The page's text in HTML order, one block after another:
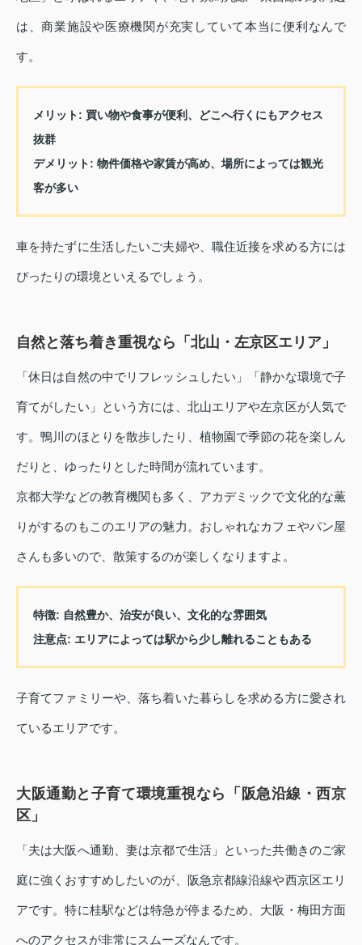
は、商業施設や医療機関が充実していて本当に便利なんで
す。
メリット: 買い物や食事が便利、どこへ行くにもアクセス
抜群
デメリット: 物件価格や家賃が高め、場所によっては観光
客が多い
車を持たずに生活したいご夫婦や、職住近接を求める方には
ぴったりの環境といえるでしょう。
自然と落ち着き重視なら「北山・左京区エリア」
「休日は自然の中でリフレッシュしたい」「静かな環境で子
育てがしたい」という方には、北山エリアや左京区が人気で
す。鴨川のほとりを散歩したり、植物園で季節の花を楽しん
だりと、ゆったりとした時間が流れています。
京都大学などの教育機関も多く、アカデミックで文化的な薫
りがするのもこのエリアの魅力。おしゃれなカフェやパン屋
さんも多いので、散策するのが楽しくなりますよ。
特徴: 自然豊か、治安が良い、文化的な雰囲気
注意点: エリアによっては駅から少し離れることもある
子育てファミリーや、落ち着いた暮らしを求める方に愛され
ているエリアです。
大阪通勤と子育て環境重視なら「阪急沿線・西京
区」
「夫は大阪へ通勤、妻は京都で生活」といった共働きのご家
庭に強くおすすめしたいのが、阪急京都線沿線や西京区エリ
アです。特に桂駅などは特急が停まるため、大阪・梅田方面
へのアクセスが非常にスムーズなんです。